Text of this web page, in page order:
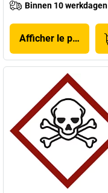
Binnen 10 werkdagen
Afficher le produit